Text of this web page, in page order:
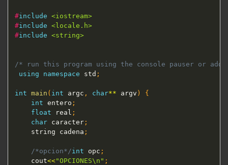
#include <iostream>
#include <locale.h>
#include <string>
/* run this program using the console pauser or
using
namespace std ;
int main ( int argc , char** argv )
{
int entero ;
float real ;
char caracter ;
	string cadena
;
/*opcion*/int opc ;
	cout
<<"OPCIONES\n" ;